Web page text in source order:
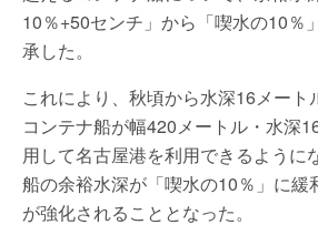
10％+50センチ」から「喫水の10％
承した。
これにより、秋頃から水深16メート
コンテナ船が幅420メートル・水深
用して名古屋港を利用できるように
船の余裕水深が「喫水の10％」に緩
が強化されることとなった。